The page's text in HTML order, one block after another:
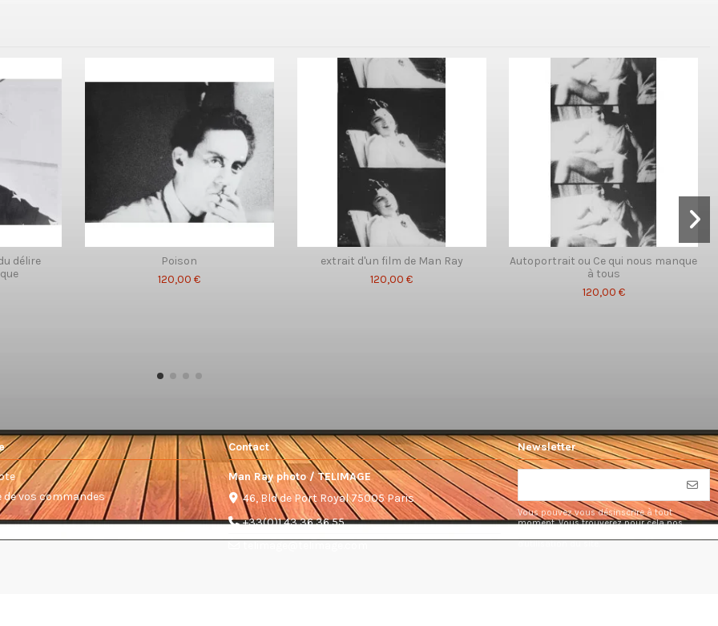
délire
Poison
120,00 €
extrait d'un film de Man Ray
120,00 €
Autoportrait ou Ce qui nous manque
à tous
120,00 €
de vos commandes
Contact
Man Ray photo / TELIMAGE
46, Bld de Port Royal 75005 Paris
+33(0)1 43 36 36 55
Newsletter
Vous pouvez vous désinscrire à tout
moment. Vous trouverez pour cela nos
d'utilisation du site.